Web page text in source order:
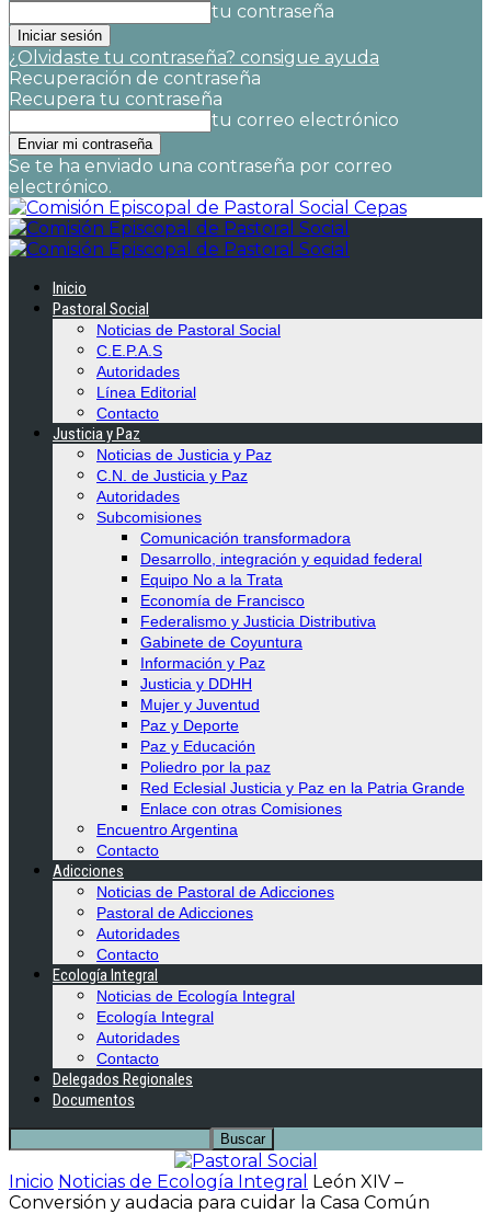
tu contraseña
¿Olvidaste tu contraseña? consigue ayuda
Recuperación de contraseña
Recupera tu contraseña
tu correo electrónico
Se te ha enviado una contraseña por correo
electrónico.
Cepas
Inicio
Pastoral Social
Noticias de Pastoral Social
C.E.P.A.S
Autoridades
Línea Editorial
Contacto
Justicia y Paz
Noticias de Justicia y Paz
C.N. de Justicia y Paz
Autoridades
Subcomisiones
Comunicación transformadora
Desarrollo, integración y equidad federal
Equipo No a la Trata
Economía de Francisco
Federalismo y Justicia Distributiva
Gabinete de Coyuntura
Información y Paz
Justicia y DDHH
Mujer y Juventud
Paz y Deporte
Paz y Educación
Poliedro por la paz
Red Eclesial Justicia y Paz en la Patria Grande
Enlace con otras Comisiones
Encuentro Argentina
Contacto
Adicciones
Noticias de Pastoral de Adicciones
Pastoral de Adicciones
Autoridades
Contacto
Ecología Integral
Noticias de Ecología Integral
Ecología Integral
Autoridades
Contacto
Delegados Regionales
Documentos
Inicio Noticias de Ecología Integral León XIV –
Conversión y audacia para cuidar la Casa Común